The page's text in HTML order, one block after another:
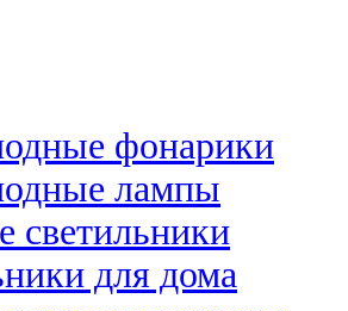
фонарики
лампы
светильники
для дома